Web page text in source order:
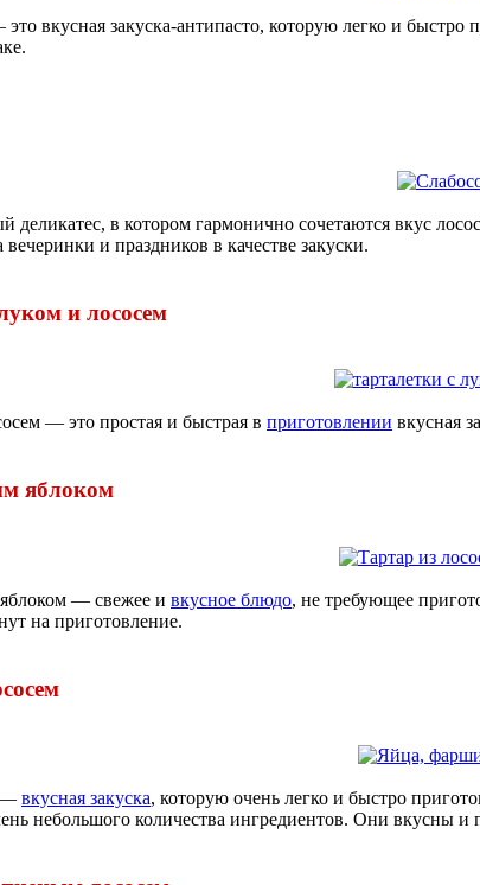
вкусная закуска-антипасто, которую легко и
деликатес, в котором гармонично сочетаются вкус
вечеринки и праздников в качестве закуски.
и лососем
— это простая и быстрая в приготовлении вкусная
яблоком
яблоком — свежее и вкусное блюдо, не требующее
на приготовление.
— вкусная закуска, которую очень легко и быстро
небольшого количества ингредиентов. Они вкусны и